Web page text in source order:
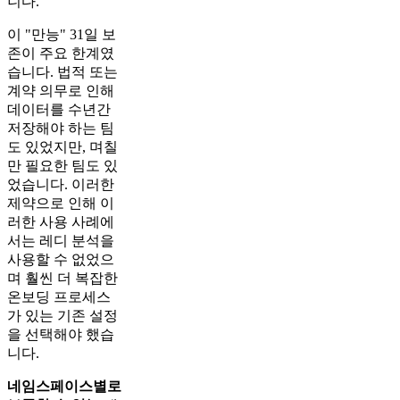
이 "만능" 31일 보
존이 주요 한계였
습니다. 법적 또는
계약 의무로 인해
데이터를 수년간
저장해야 하는 팀
도 있었지만, 며칠
만 필요한 팀도 있
었습니다. 이러한
제약으로 인해 이
러한 사용 사례에
서는 레디 분석을
사용할 수 없었으
며 훨씬 더 복잡한
온보딩 프로세스
가 있는 기존 설정
을 선택해야 했습
니다.
네임스페이스별로